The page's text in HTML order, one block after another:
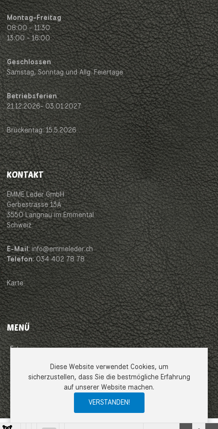
Montag-Freitag
08:00 - 11:30
13:00 - 16:00
Geschlossen
Samstag, Sonntag und Allg. Feiertage
Betriebsferien
21.12.2026- 03.01.2027
Brückentag: 15.5.2026
KONTAKT
EMME Leder GmbH
Gerbestrasse 13A
3550 Langnau im Emmental
Schweiz
E-Mail: info@emmeleder.ch
Telefon: 034 402 78 78
Karte
MENÜ
Impressum
Datenschutzerklärung
Diese Website verwendet Cookies, um
sicherzustellen, dass Sie die bestmögliche Erfahrung
auf unserer Website machen.
VERSTANDEN!